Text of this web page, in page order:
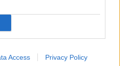
Access Privacy Policy